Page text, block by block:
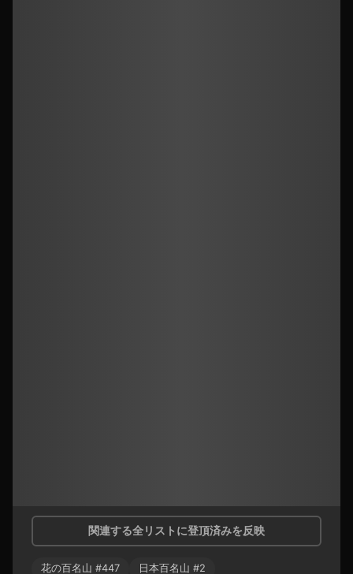
関連する全リストに登頂済みを反映
花の百名山 #447 日本百名山 #2